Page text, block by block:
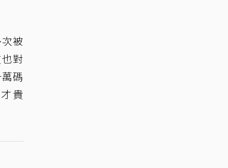
被
對
碼
貴